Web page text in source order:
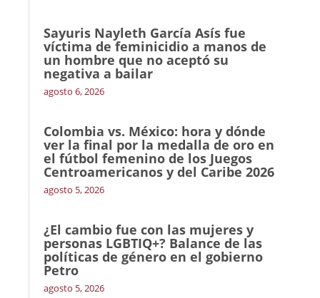
Sayuris Nayleth García Asís fue
víctima de feminicidio a manos de
un hombre que no aceptó su
negativa a bailar
agosto 6, 2026
Colombia vs. México: hora y dónde
ver la final por la medalla de oro en
el fútbol femenino de los Juegos
Centroamericanos y del Caribe 2026
agosto 5, 2026
¿El cambio fue con las mujeres y
personas LGBTIQ+? Balance de las
políticas de género en el gobierno
Petro
agosto 5, 2026